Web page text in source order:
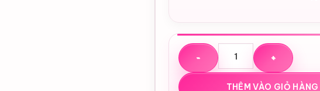
Kem dưỡng da La Prairie Pure
THÊM VÀO GIỎ HÀNG